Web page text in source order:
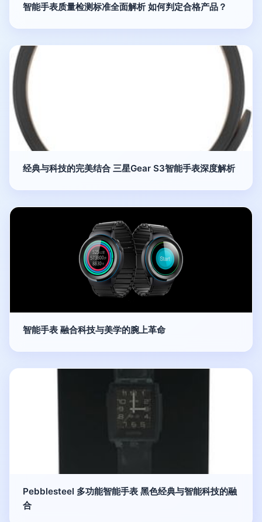
智能手表质量检测标准全面解析 如何判定合格产品？
经典与科技的完美结合 三星Gear S3智能手表深度解析
智能手表 融合科技与美学的腕上革命
Pebblesteel 多功能智能手表 黑色经典与智能科技的融
合